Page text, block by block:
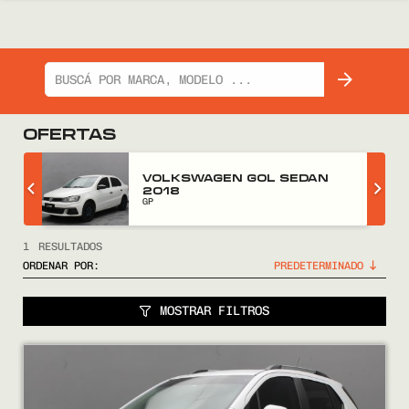
VENDÉ
OFERTAS
VOLKSWAGEN GOL SEDAN
2018
GP
1
RESULTADOS
ORDENAR POR:
MOSTRAR FILTROS